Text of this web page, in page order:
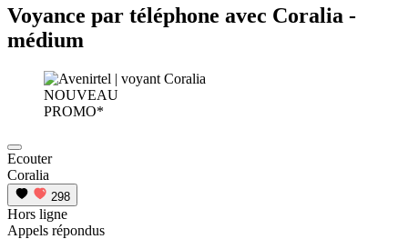
Voyance par téléphone avec Coralia -
médium
NOUVEAU
PROMO*
Ecouter
Coralia
298
Hors ligne
Appels répondus